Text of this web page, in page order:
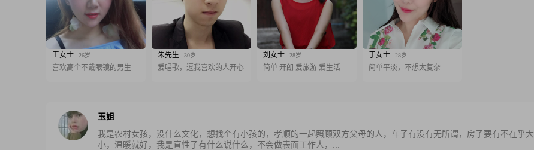
王女士 26岁
喜欢高个不戴眼镜的男生
朱先生 30岁
爱唱歌，逗我喜欢的人开心
刘女士 28岁
简单 开朗 爱旅游 爱生活
于女士 28岁
简单平淡，不想太复杂
玉姐
我是农村女孩，没什么文化，想找个有小孩的，孝顺的一起照顾双方父母的人，车子有没有无所谓，房子要有不在乎大
小，温暖就好，我是直性子有什么说什么，不会做表面工作人，...